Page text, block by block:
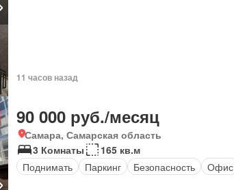
11 часов назад
90 000 руб./месяц
Самара, Самарская область
3 Комнаты
165 кв.м
Поднимать
Паркинг Безопасность Офис